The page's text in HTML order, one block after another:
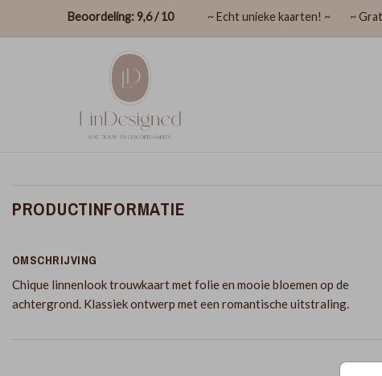
Beoordeling: 9,6 / 10 ~ Echt unieke kaarten! ~ ~
PRODUCTINFORMATIE
OMSCHRIJVING
Chique linnenlook trouwkaart met folie en mooie bloemen op de
achtergrond. Klassiek ontwerp met een romantische uitstraling.